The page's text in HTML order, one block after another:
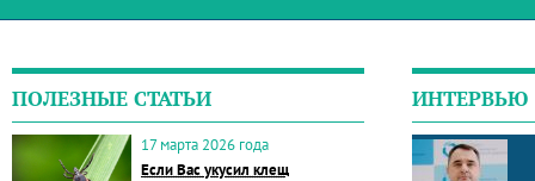
ПОЛЕЗНЫЕ СТАТЬИ
17 марта 2026 года
Если Вас укусил клещ
ИНТЕРВЬЮ